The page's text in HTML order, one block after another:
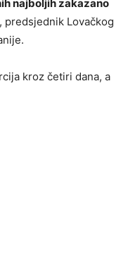
najboljih zakazano
predsjednik Lovačkog
kroz četiri dana, a